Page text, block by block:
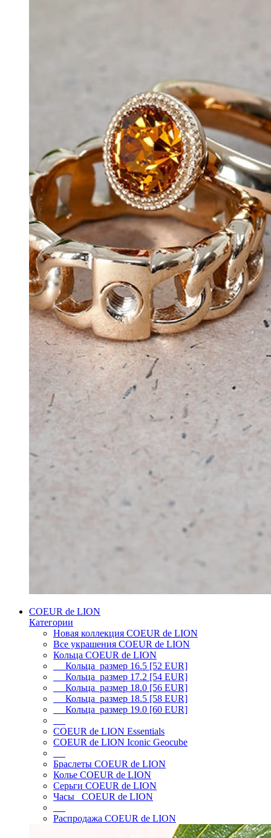
COEUR de LION
Категории
Новая коллекция COEUR de LION
Все украшения COEUR de LION
Кольца COEUR de LION
Кольца размер 16.5 [52 EUR]
Кольца размер 17.2 [54 EUR]
Кольца размер 18.0 [56 EUR]
Кольца размер 18.5 [58 EUR]
Кольца размер 19.0 [60 EUR]
COEUR de LION Essentials
COEUR de LION Iconic Geocube
Браслеты COEUR de LION
Колье COEUR de LION
Серьги COEUR de LION
Часы COEUR de LION
Распродажа COEUR de LION